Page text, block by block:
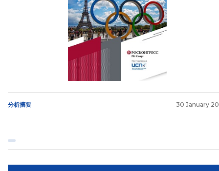
分析摘要 30 January